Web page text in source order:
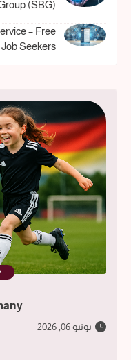
(SBG)
– Free
Seekers
يونيو 06, 2026